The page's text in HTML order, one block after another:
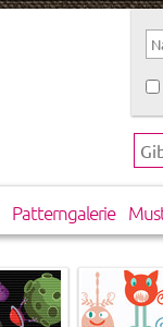
Patterngalerie